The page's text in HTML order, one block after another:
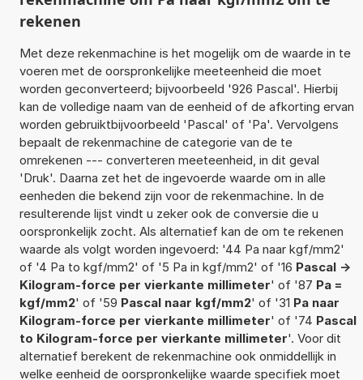
rekenen
Met deze rekenmachine is het mogelijk om de waarde in te
voeren met de oorspronkelijke meeteenheid die moet
worden geconverteerd; bijvoorbeeld '926 Pascal'. Hierbij
kan de volledige naam van de eenheid of de afkorting ervan
worden gebruiktbijvoorbeeld 'Pascal' of 'Pa'. Vervolgens
bepaalt de rekenmachine de categorie van de te
omrekenen --- converteren meeteenheid, in dit geval
'Druk'. Daarna zet het de ingevoerde waarde om in alle
eenheden die bekend zijn voor de rekenmachine. In de
resulterende lijst vindt u zeker ook de conversie die u
oorspronkelijk zocht. Als alternatief kan de om te rekenen
waarde als volgt worden ingevoerd: '44 Pa naar kgf/mm2'
of '4 Pa to kgf/mm2' of '5 Pa in kgf/mm2' of '16 Pascal ->
Kilogram-force per vierkante millimeter' of '87 Pa =
kgf/mm2' of '59 Pascal naar kgf/mm2' of '31 Pa naar
Kilogram-force per vierkante millimeter' of '74 Pascal
to Kilogram-force per vierkante millimeter'. Voor dit
alternatief berekent de rekenmachine ook onmiddellijk in
welke eenheid de oorspronkelijke waarde specifiek moet